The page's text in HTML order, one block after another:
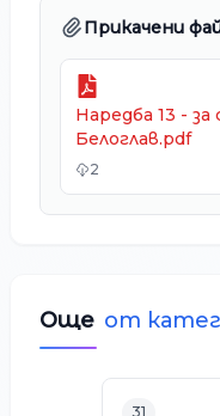
Прикачени
Наредба 13 -
Белоглав.pdf
2
Още от
31